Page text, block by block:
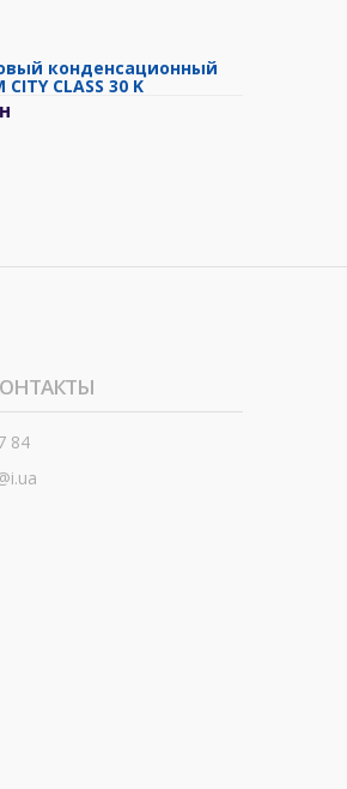
конденсационный
CITY CLASS 30 K
84